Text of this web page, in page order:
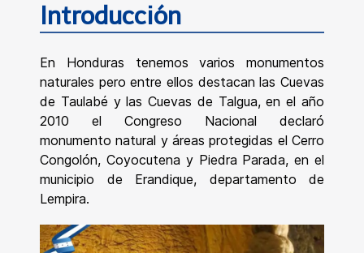
Introducción
En Honduras tenemos varios monumentos
naturales pero entre ellos destacan las Cuevas
de Taulabé y las Cuevas de Talgua, en el año
2010 el Congreso Nacional declaró
monumento natural y áreas protegidas el Cerro
Congolón, Coyocutena y Piedra Parada, en el
municipio de Erandique, departamento de
Lempira.